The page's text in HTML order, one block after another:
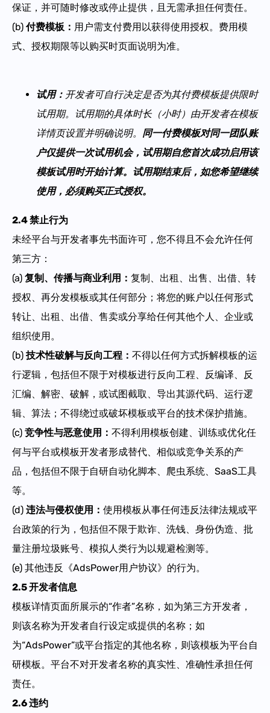
保证，并可随时修改或停止提供，且无需承担任何责任。
(b) 付费模板 ： 用户需支付费用以获得使用授权。费用模
式、授权期限等以购买时页面说明为准。
试用： 开发者可自行决定是否为其付费模板提供限时
试用期。试用期的具体时长（小时）由开发者在模板
详情页设置并明确说明。 同一付费模板对同一团队账
户仅提供一次试用机会，试用期自您首次成功启用该
模板试用时开始计算。试用期结束后，如您希望继续
使用，必须购买正式授权。
2.4 禁止行为
未经平台与开发者事先书面许可，您不得且不会允许任何
第三方：
(a) 复制、传播与商业利用 ： 复制、出租、出售、出借、转
授权、再分发模板或其任何部分；将您的账户以任何形式
转让、出租、出借、售卖或分享给任何其他个人、企业或
组织使用。
(b) 技术性破解与反向工程 ： 不得以任何方式拆解模板的运
行逻辑，包括但不限于对模板进行反向工程、反编译、反
汇编、解密、破解，或试图截取、导出其源代码、运行逻
辑、算法；不得绕过或破坏模板或平台的技术保护措施。
(c) 竞争性与恶意使用 ： 不得利用模板创建、训练或优化任
何与平台或模板开发者形成替代、相似或竞争关系的产
品，包括但不限于自研自动化脚本、爬虫系统、SaaS工具
等。
(d) 违法与侵权使用 ： 使用模板从事任何违反法律法规或平
台政策的行为，包括但不限于欺诈、洗钱、身份伪造、批
量注册垃圾账号、模拟人类行为以规避检测等。
(e) 其他违反《AdsPower用户协议》的行为。
2.5 开发者信息
模板详情页面所展示的“作者”名称，如为第三方开发者，
则该名称为开发者自行设定或提供的名称；如
为“AdsPower”或平台指定的其他名称，则该模板为平台自
研模板。平台不对开发者名称的真实性、准确性承担任何
责任。
2.6 违约